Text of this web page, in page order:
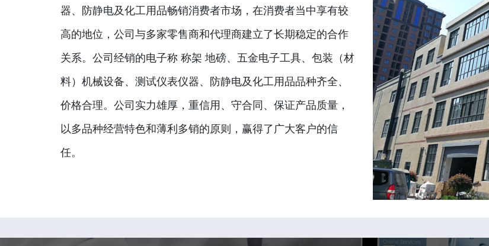
器、防静电及化工用品畅销消费者市场，在消费者当中享有较
高的地位，公司与多家零售商和代理商建立了长期稳定的合作
关系。公司经销的电子称 称架 地磅、五金电子工具、包装（材
料）机械设备、测试仪表仪器、防静电及化工用品品种齐全、
价格合理。公司实力雄厚，重信用、守合同、保证产品质量，
以多品种经营特色和薄利多销的原则，赢得了广大客户的信
任。